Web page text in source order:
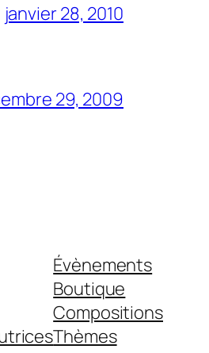
janvier 28, 2010
29, 2009
Évènements
Boutique
Compositions
Thèmes